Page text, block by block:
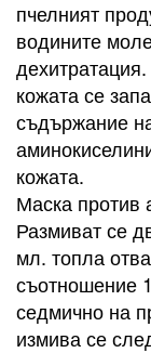
пчелният
водините
кожата се
съдържание
кожата.
Маска против
Размиват се
мл. топла
съотношение
седмично на
измива се